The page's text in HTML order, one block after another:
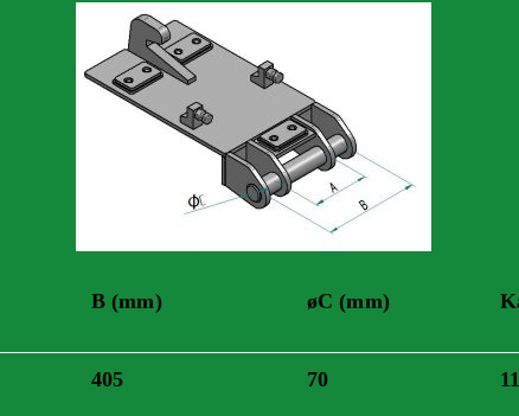
B (mm) øC (mm)
405 70